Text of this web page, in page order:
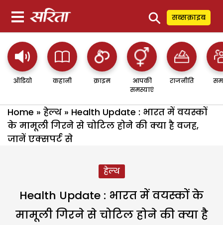
⚲ सब्सक्राइब
ऑडियो कहानी क्राइम
आपकी
समस्याएं
राजनीति
Home » हेल्थ » Health Update : भारत में वयस्कों
के मामूली गिरने से चोटिल होने की क्या है वजह,
जानें एक्सपर्ट से
हेल्थ
Health Update : भारत में वयस्कों के
मामूली गिरने से चोटिल होने की क्या है